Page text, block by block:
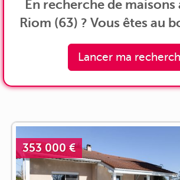
En recherche de maisons
Riom (63) ? Vous êtes au
Lancer ma
353 000 €